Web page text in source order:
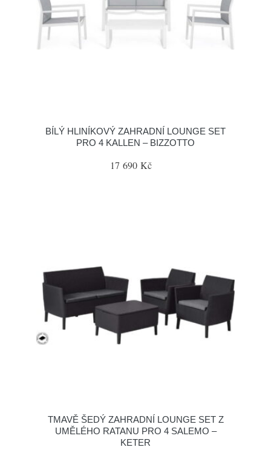
BÍLÝ HLINÍKOVÝ ZAHRADNÍ LOUNGE SET
PRO 4 KALLEN – BIZZOTTO
17 690 Kč
TMAVĚ ŠEDÝ ZAHRADNÍ LOUNGE SET Z
UMĚLÉHO RATANU PRO 4 SALEMO –
KETER